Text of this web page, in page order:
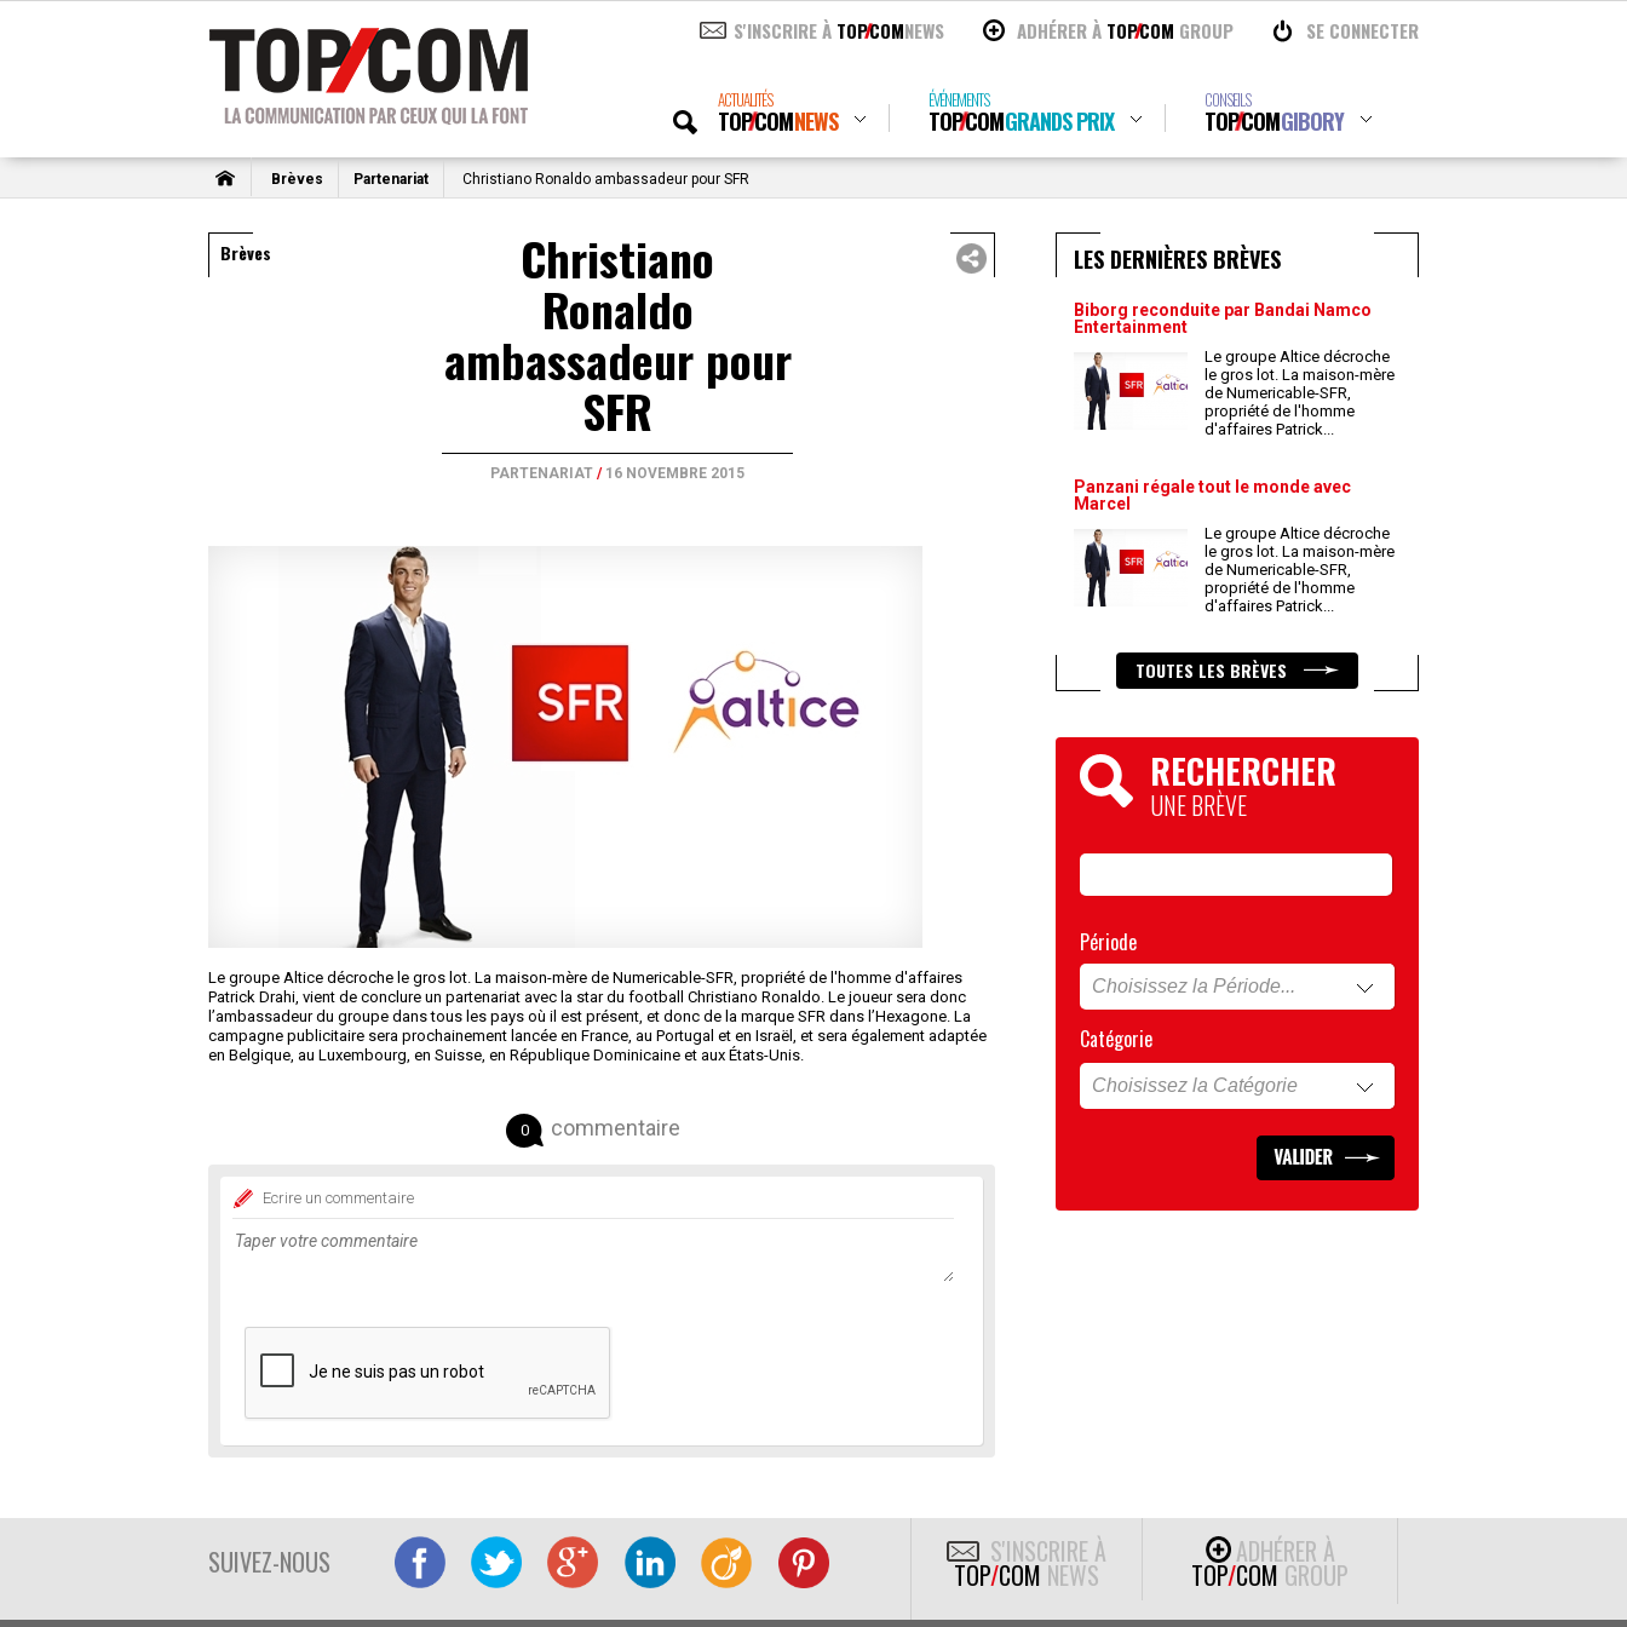
S'INSCRIRE À TOPCOMNEWS ADHÉRER À TOPCOM GROUP SE CONNECTER
ACTUALITÉS
TOPCOMNEWS
ÉVÉNEMENTS
TOPCOMGRANDS PRIX
CONSEILS
TOPCOMGIBORY
Brèves Partenariat Christiano Ronaldo ambassadeur pour SFR
Brèves Christiano
Ronaldo
ambassadeur pour
SFR
PARTENARIAT / 16 NOVEMBRE 2015
Le groupe Altice décroche le gros lot. La maison-mère de Numericable-SFR, propriété de l'homme d'affaires
Patrick Drahi, vient de conclure un partenariat avec la star du football Christiano Ronaldo. Le joueur sera donc
l’ambassadeur du groupe dans tous les pays où il est présent, et donc de la marque SFR dans l’Hexagone. La
campagne publicitaire sera prochainement lancée en France, au Portugal et en Israël, et sera également adaptée
en Belgique, au Luxembourg, en Suisse, en République Dominicaine et aux États-Unis.
0 commentaire
Ecrire un commentaire
LES DERNIÈRES BRÈVES
Biborg reconduite par Bandai Namco
Entertainment
Le groupe Altice décroche
le gros lot. La maison-mère
de Numericable-SFR,
propriété de l'homme
d'affaires Patrick...
Panzani régale tout le monde avec
Marcel
Le groupe Altice décroche
le gros lot. La maison-mère
de Numericable-SFR,
propriété de l'homme
d'affaires Patrick...
TOUTES LES BRÈVES
RECHERCHER
UNE BRÈVE
Période
Catégorie
SUIVEZ-NOUS S'INSCRIRE À
TOP/COM NEWS
ADHÉRER À
TOP/COM GROUP